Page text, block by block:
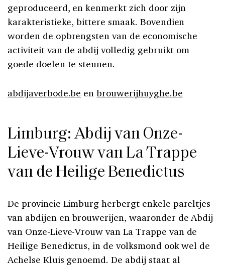
geproduceerd, en kenmerkt zich door zijn
karakteristieke, bittere smaak. Bovendien
worden de opbrengsten van de economische
activiteit van de abdij volledig gebruikt om
goede doelen te steunen.
abdijaverbode.be enbrouwerijhuyghe.be
Limburg: Abdij van Onze-
Lieve-Vrouw van La Trappe
van de Heilige Benedictus
De provincie Limburg herbergt enkele pareltjes
van abdijen en brouwerijen, waaronder de Abdij
van Onze-Lieve-Vrouw van La Trappe van de
Heilige Benedictus, in de volksmond ook wel de
Achelse Kluis genoemd. De abdij staat al